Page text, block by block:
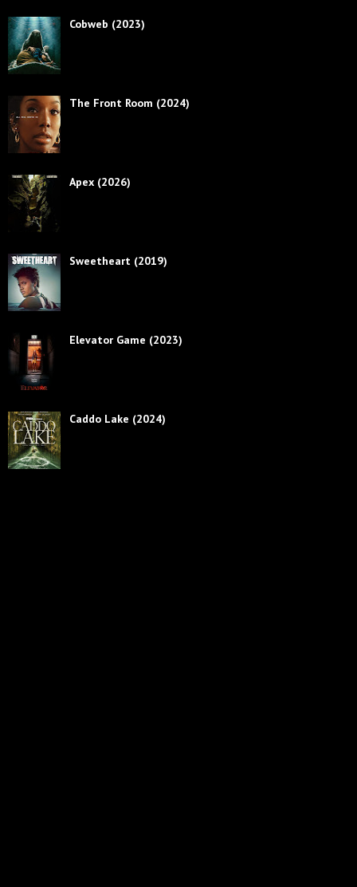
Cobweb (2023)
The Front Room (2024)
Apex (2026)
Sweetheart (2019)
Elevator Game (2023)
Caddo Lake (2024)